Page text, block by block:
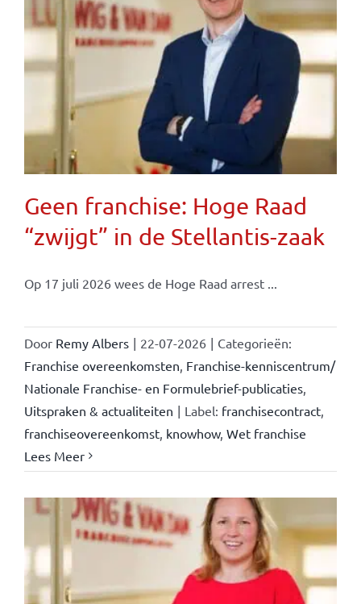
Geen franchise: Hoge Raad
“zwijgt” in de Stellantis-zaak
Op 17 juli 2026 wees de Hoge Raad arrest ...
Door Remy Albers | 22-07-2026 | Categorieën:
Franchise overeenkomsten Franchise-kenniscentrum/
Nationale Franchise- en Formulebrief-publicaties,
Uitspraken & actualiteiten | Label: franchisecontract,
franchiseovereenkomst, knowhow, Wet franchise
Lees Meer